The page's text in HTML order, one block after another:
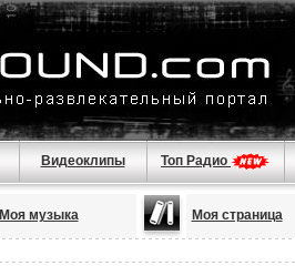
Видеоклипы Топ Радио
Моя музыка Моя страница